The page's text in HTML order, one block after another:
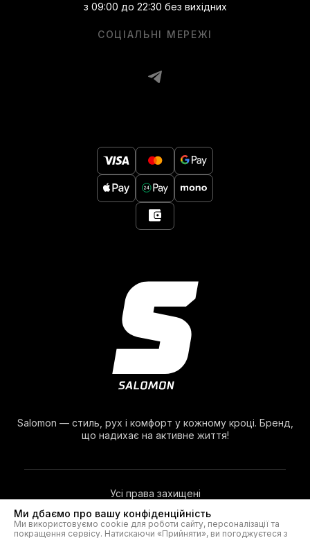
Salomon — стиль, рух і комфорт у кожному кроці. Бренд,
що надихає на активне життя!
СОЦІАЛЬНІ МЕРЕЖІ
з 09:00 до 22:30 без вихідних
Усі права захищені
© 2026. Salomon®
Ми дбаємо про вашу конфіденційність
Ми використовуємо cookie для роботи сайту, персоналізації та
покращення сервісу. Натискаючи «Прийняти», ви погоджуєтеся з